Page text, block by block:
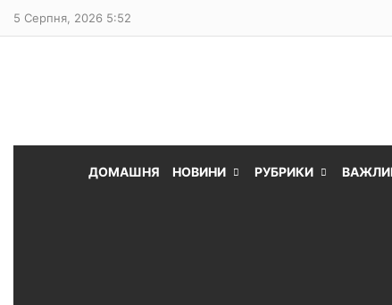
5 Серпня, 2026 5:52
ДОМАШНЯ НОВИНИ РУБРИКИ